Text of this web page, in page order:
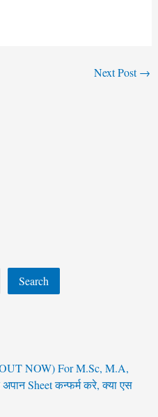
Next Post→
Search
NOW) For M.Sc, M.A,
Sheet कन्फर्म करे, क्या एस